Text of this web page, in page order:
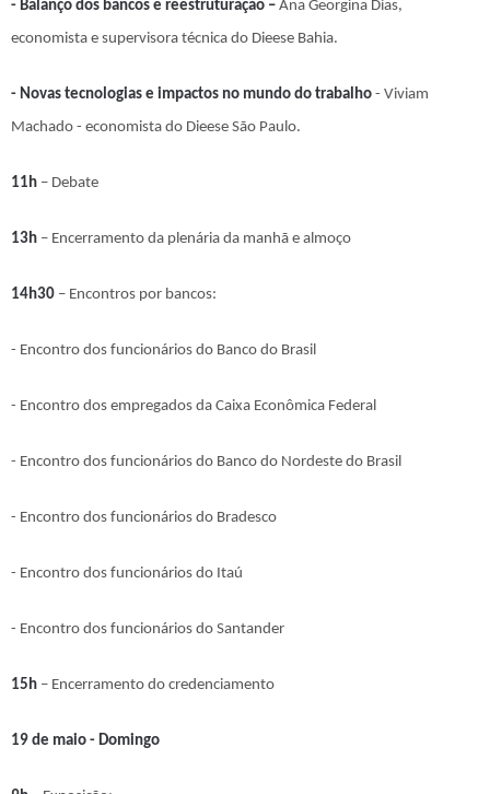
- Balanço dos bancos e reestruturação – Ana Georgina Dias,
economista e supervisora técnica do Dieese Bahia.
- Novas tecnologias e impactos no mundo do trabalho - Viviam
Machado - economista do Dieese São Paulo.
11h – Debate
13h – Encerramento da plenária da manhã e almoço
14h30 – Encontros por bancos:
- Encontro dos funcionários do Banco do Brasil
- Encontro dos empregados da Caixa Econômica Federal
- Encontro dos funcionários do Banco do Nordeste do Brasil
- Encontro dos funcionários do Bradesco
- Encontro dos funcionários do Itaú
- Encontro dos funcionários do Santander
15h – Encerramento do credenciamento
19 de maio - Domingo